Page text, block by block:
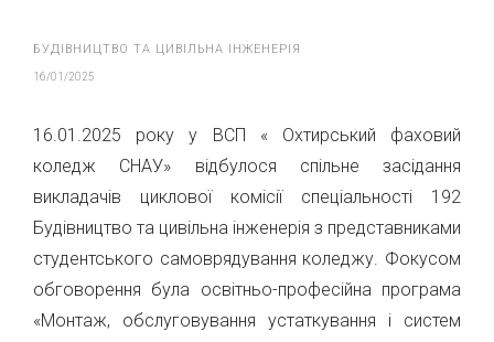
БУДІВНИЦТВО ТА ЦИВІЛЬНА ІНЖЕНЕРІЯ
16/01/2025
16.01.2025 року у ВСП « Охтирський фаховий
коледж СНАУ» відбулося спільне засідання
викладачів циклової комісії спеціальності 192
Будівництво та цивільна інженерія з представниками
студентського самоврядування коледжу. Фокусом
обговорення була освітньо-професійна програма
«Монтаж, обслуговування устаткування і систем